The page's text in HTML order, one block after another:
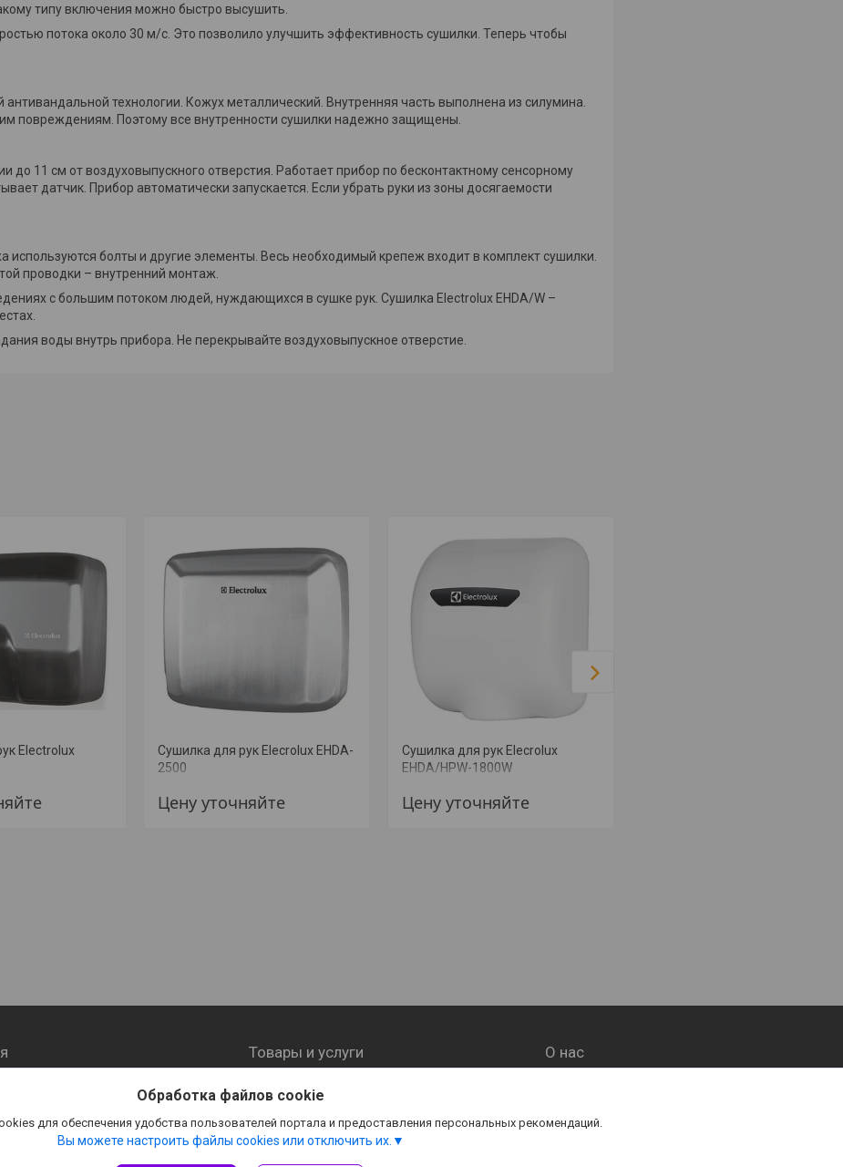
типу включения можно быстро высушить.
потока около 30 м/с. Это позволило улучшить эффективность сушилки. Теперь чтобы
технологии. Кожух металлический. Внутренняя часть выполнена из силумина.
повреждениям. Поэтому все внутренности сушилки надежно защищены.
до 11 см от воздуховыпускного отверстия. Работает прибор по бесконтактному сенсорному
датчик. Прибор автоматически запускается. Если убрать руки из зоны досягаемости
используются болты и другие элементы. Весь необходимый крепеж входит в комплект сушилки.
проводки – внутренний монтаж.
с большим потоком людей, нуждающихся в сушке рук. Сушилка Electrolux EHDA/W –
воды внутрь прибора. Не перекрывайте воздуховыпускное отверстие.
Electrolux
Сушилка для рук Elecrolux EHDA-
2500
Цену уточняйте
Сушилка для рук Elecrolux
EHDA/HPW-1800W
Цену уточняйте
Товары и услуги
Товары и услуги
О нас
Обработка файлов cookie
для обеспечения удобства пользователей портала и предоставления персональных рекомендаций.
Вы можете настроить файлы cookies или отключить их.